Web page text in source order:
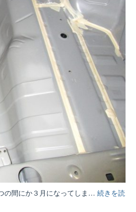
の間にか３月になってしま… 続きを読